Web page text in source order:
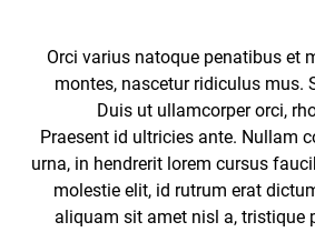
Orci varius natoque penatibus et
montes, nascetur ridiculus mus.
Duis ut ullamcorper orci,
Praesent id ultricies ante. Nullam
urna, in hendrerit lorem cursus
molestie elit, id rutrum erat
aliquam sit amet nisl a, tristique